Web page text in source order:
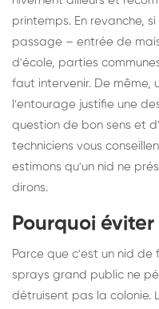
printemps. En revanche,
passage – entrée de
d'école, parties
faut intervenir. De même,
l'entourage justifie une
question de bon sens et
techniciens vous
estimons qu'un nid ne
dirons.
Pourquoi
Parce que c'est un nid de
sprays grand public ne
détruisent pas la colonie.